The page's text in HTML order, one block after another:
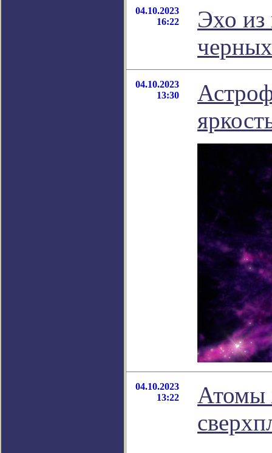
04.10.2023
16:22
Эхо из
04.10.2023
13:30
04.10.2023
13:22
Атомы